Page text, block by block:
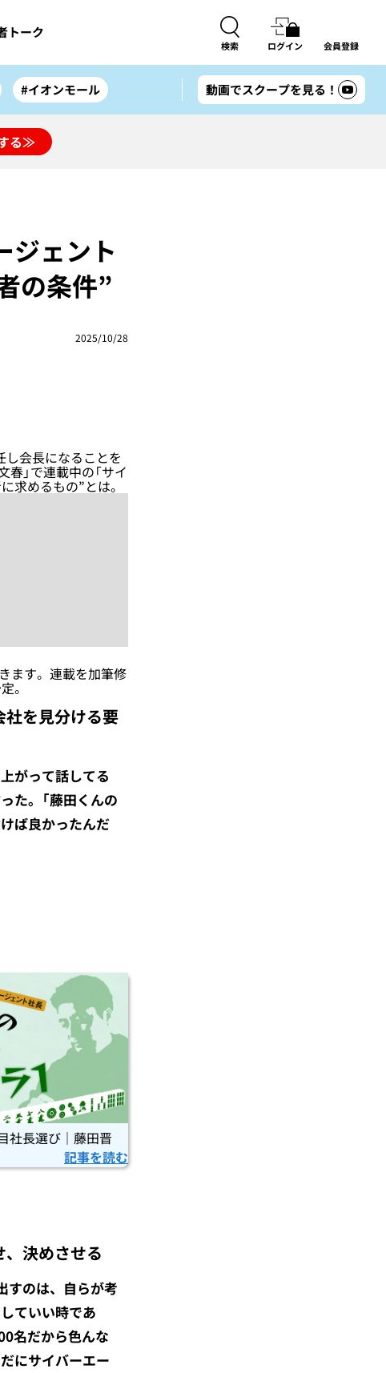
トーク
検索 ログイン 会員登録
#イオンモール 動画でスクープを見る！
る≫
ジェント
の条件”
2025/10/28
会長になることを
」で連載中の「サイ
求めるもの”とは。
ます。連載を加筆修
。
社を見分ける要
がって話してる
た。「藤田くんの
ば良かったんだ
社長選び｜藤田晋
記事を読む
決めさせる
すのは、自らが考
ていい時であ
名だから色んな
にサイバーエー